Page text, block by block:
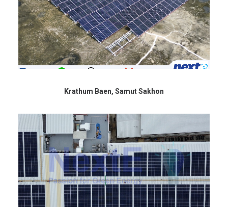
Krathum Baen, Samut Sakhon